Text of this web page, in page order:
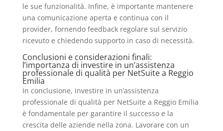
le sue funzionalità. Infine, è importante mantenere
una comunicazione aperta e continua con il
provider, fornendo feedback regolare sul servizio
ricevuto e chiedendo supporto in caso di necessità.
Conclusioni e considerazioni finali:
l’importanza di investire in un’assistenza
professionale di qualità per NetSuite a Reggio
Emilia
In conclusione, investire in un’assistenza
professionale di qualità per NetSuite a Reggio Emilia
è fondamentale per garantire il successo e la
crescita delle aziende nella zona. Lavorare con un